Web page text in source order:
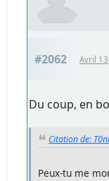
#2062 Avril
Du coup, en
Citation de:
Peux-tu me